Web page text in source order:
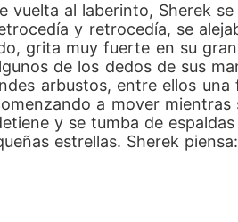
al laberinto, Sherek
y retrocedía, se
grita muy fuerte en su
de los dedos de sus
arbustos, entre ellos
a mover
y se tumba de
estrellas. Sherek piensa: